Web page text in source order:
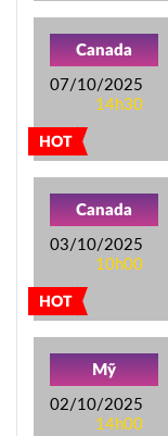
HOT
Canada
07/10/2025
14h30
HOT
Canada
03/10/2025
10h00
Mỹ
02/10/2025
14h00